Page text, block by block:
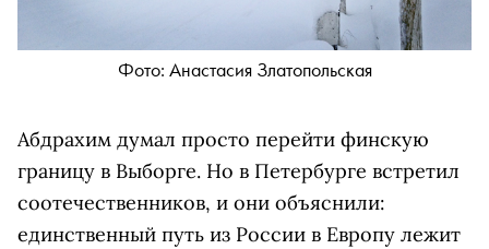
Фото: Анастасия Златопольская
Абдрахим думал просто перейти финскую
границу в Выборге. Но в Петербурге встретил
соотечественников, и они объяснили:
единственный путь из России в Европу лежит